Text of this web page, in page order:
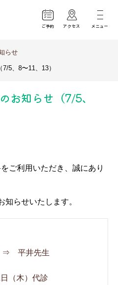
ご予約 アクセス メニュー
らせ
5、8〜11、13）
お知らせ（7/5、
ご利用いただき、誠にあり
らせいたします。
⇒ 平井先生
（木）代診